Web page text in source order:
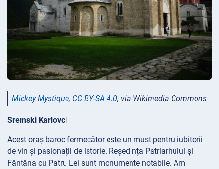
Mickey Mystique, CC BY-SA 4.0, via Wikimedia Commons
Sremski Karlovci
Acest oraș baroc fermecător este un must pentru iubitorii
de vin și pasionații de istorie. Reședința Patriarhului și
Fântâna cu Patru Lei sunt monumente notabile. Am